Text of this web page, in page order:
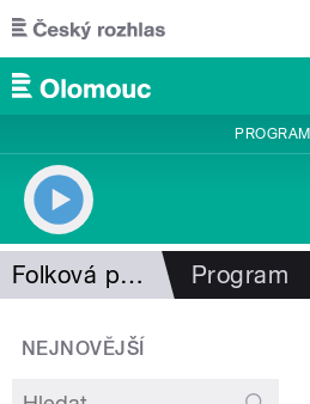
Přejít k hlavnímu obsahu
PROGRAM
Folková pohlazení Program
NEJNOVĚJŠÍ